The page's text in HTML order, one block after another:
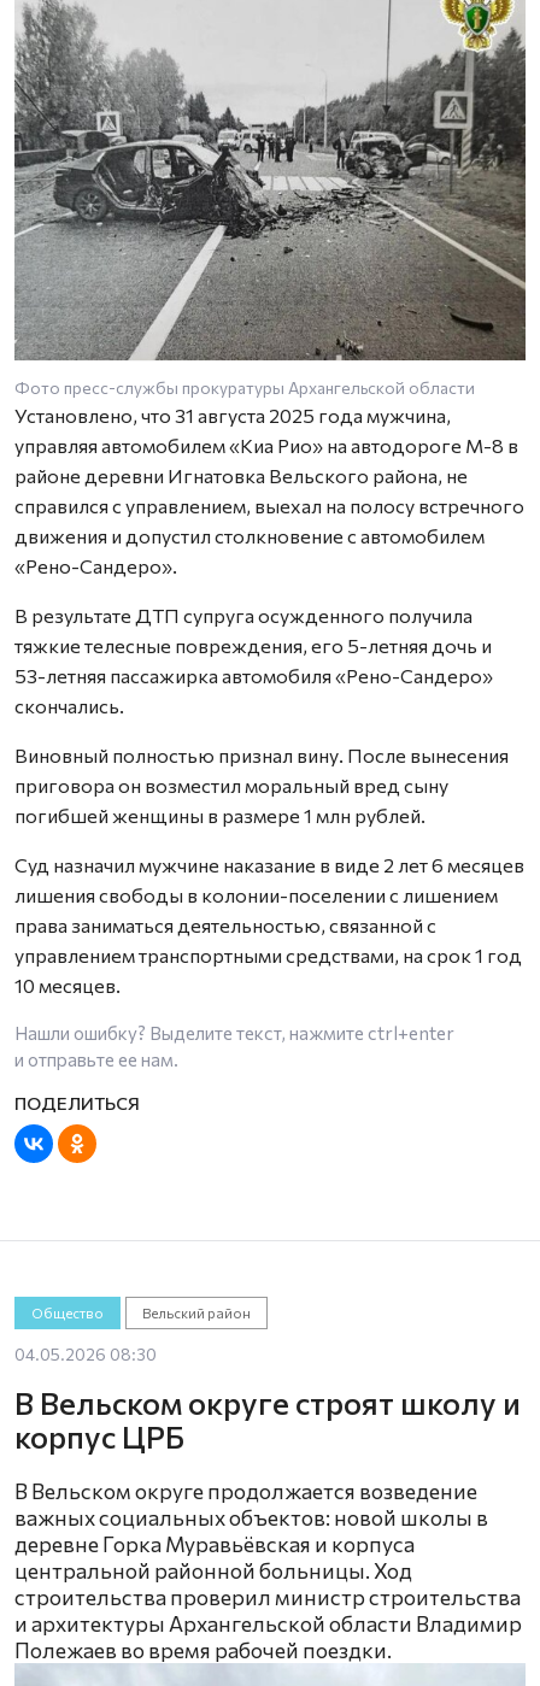
Фото пресс-службы прокуратуры Архангельской области
Установлено, что 31 августа 2025 года мужчина,
управляя автомобилем «Киа Рио» на автодороге М-8 в
районе деревни Игнатовка Вельского района, не
справился с управлением, выехал на полосу встречного
движения и допустил столкновение с автомобилем
«Рено-Сандеро».
В результате ДТП супруга осужденного получила
тяжкие телесные повреждения, его 5-летняя дочь и
53-летняя пассажирка автомобиля «Рено-Сандеро»
скончались.
Виновный полностью признал вину. После вынесения
приговора он возместил моральный вред сыну
погибшей женщины в размере 1 млн рублей.
Суд назначил мужчине наказание в виде 2 лет 6 месяцев
лишения свободы в колонии-поселении с лишением
права заниматься деятельностью, связанной с
управлением транспортными средствами, на срок 1 год
10 месяцев.
Нашли ошибку? Выделите текст, нажмите ctrl+enter
и отправьте ее нам.
Общество Вельский район
04.05.2026 08:30
В Вельском округе строят школу и
корпус ЦРБ
В Вельском округе продолжается возведение
важных социальных объектов: новой школы в
деревне Горка Муравьёвская и корпуса
центральной районной больницы. Ход
строительства проверил министр строительства
и архитектуры Архангельской области Владимир
Полежаев во время рабочей поездки.